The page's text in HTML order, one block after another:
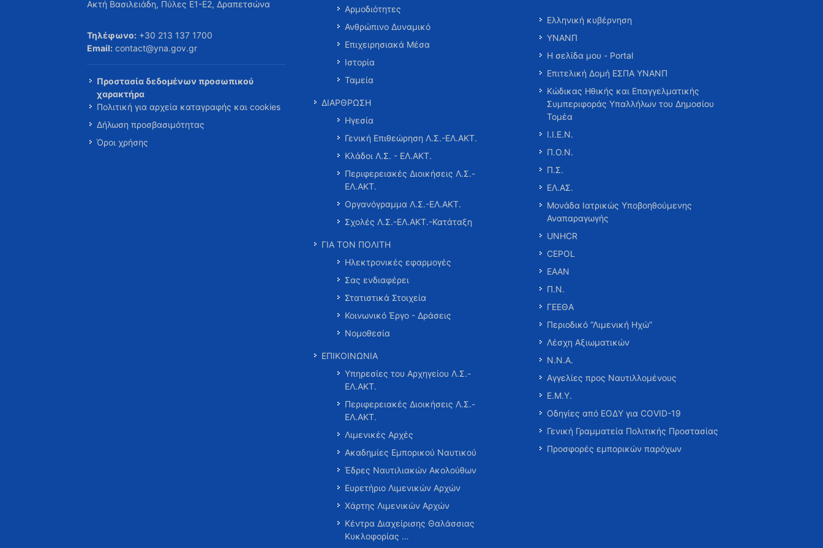
Ακτή Βασιλειάδη, Πύλες Ε1-Ε2, Δραπετσώνα
Τηλέφωνο: +30 213 137 1700
Email: contact@yna.gov.gr
Προστασία δεδομένων προσωπικού
χαρακτήρα
Πολιτική για αρχεία καταγραφής και cookies
Δήλωση προσβασιμότητας
Όροι χρήσης
Αρμοδιότητες
Ανθρώπινο Δυναμικό
Επιχειρησιακά Μέσα
Ιστορία
Ταμεία
ΔΙΑΡΘΡΩΣΗ
Ηγεσία
Γενική Επιθεώρηση Λ.Σ.-ΕΛ.ΑΚΤ.
Κλάδοι Λ.Σ. - ΕΛ.ΑΚΤ.
Περιφερειακές Διοικήσεις Λ.Σ.-
ΕΛ.ΑΚΤ.
Οργανόγραμμα Λ.Σ.-ΕΛ.ΑΚΤ.
Σχολές Λ.Σ.-ΕΛ.ΑΚΤ.-Κατάταξη
ΓΙΑ ΤΟΝ ΠΟΛΙΤΗ
Ηλεκτρονικές εφαρμογές
Σας ενδιαφέρει
Στατιστικά Στοιχεία
Κοινωνικό Έργο - Δράσεις
Νομοθεσία
ΕΠΙΚΟΙΝΩΝΙΑ
Υπηρεσίες του Αρχηγείου Λ.Σ.-
ΕΛ.ΑΚΤ.
Περιφερειακές Διοικήσεις Λ.Σ.-
ΕΛ.ΑΚΤ.
Λιμενικές Αρχές
Ακαδημίες Εμπορικού Ναυτικού
Έδρες Ναυτιλιακών Ακολούθων
Ευρετήριο Λιμενικών Αρχών
Χάρτης Λιμενικών Αρχών
Κέντρα Διαχείρισης Θαλάσσιας
Κυκλοφορίας …
Ελληνική κυβέρνηση
ΥΝΑΝΠ
Η σελίδα μου - Portal
Επιτελική Δομή ΕΣΠΑ ΥΝΑΝΠ
Κώδικας Ηθικής και Επαγγελματικής
Συμπεριφοράς Υπαλλήλων του Δημοσίου
Τομέα
Ι.Ι.Ε.Ν.
Π.Ο.Ν.
Π.Σ.
ΕΛ.ΑΣ.
Μονάδα Ιατρικώς Υποβοηθούμενης
Αναπαραγωγής
UNHCR
CEPOL
ΕΑΑΝ
Π.Ν.
ΓΕΕΘΑ
Περιοδικό “Λιμενική Ηχώ”
Λέσχη Αξιωματικών
Ν.Ν.Α.
Αγγελίες προς Ναυτιλλομένους
Ε.Μ.Υ.
Οδηγίες από ΕΟΔΥ για COVID-19
Γενική Γραμματεία Πολιτικής Προστασίας
Προσφορές εμπορικών παρόχων